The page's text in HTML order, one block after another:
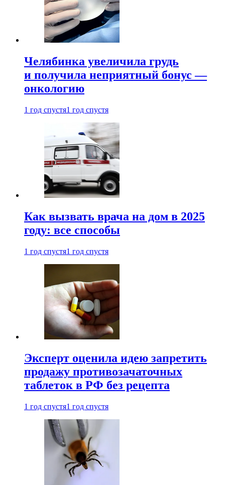
Челябинка увеличила грудь
и получила неприятный бонус —
онкологию
1 год спустя1 год спустя
Как вызвать врача на дом в 2025
году: все способы
1 год спустя1 год спустя
Эксперт оценила идею запретить
продажу противозачаточных
таблеток в РФ без рецепта
1 год спустя1 год спустя